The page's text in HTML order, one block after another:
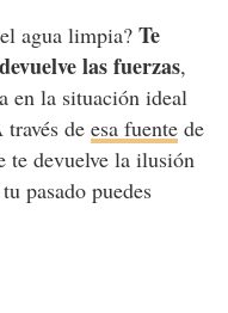
agua limpia? Te
las fuerzas,
en la situación ideal
través de esa fuentede
te devuelve la ilusión
pasado puedes